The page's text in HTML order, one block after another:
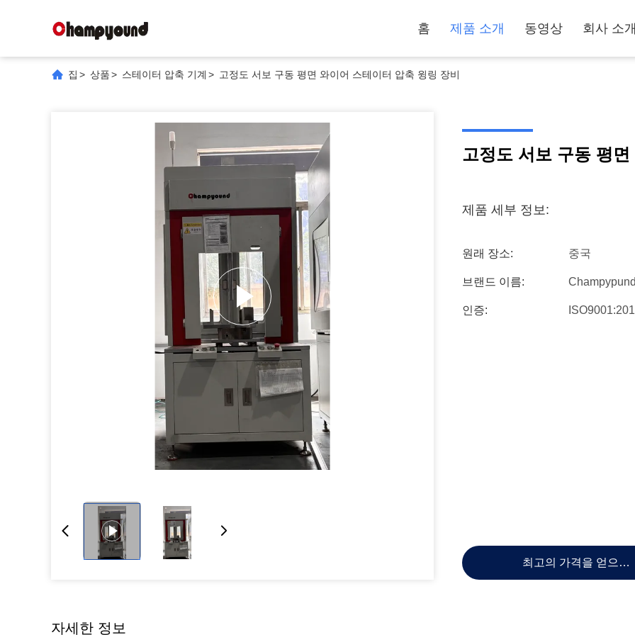
홈 제품 소개 동영상 회사 소개
집 > 상품> 스테이터 압축 기계 > 고정도 서보 구동 평면 와이어 스테이터 압축 윙링 장비
고정도 서보 구동 평면
제품 세부 정보:
원래 장소: 중국
브랜드 이름: Champypund
인증:
최고의 가격을 얻으십
자세한 정보